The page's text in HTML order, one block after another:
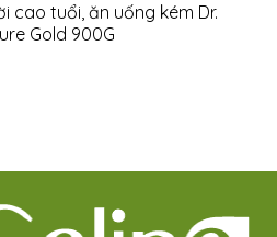
cao tuổi, ăn uống kém Dr.
Gold 900G